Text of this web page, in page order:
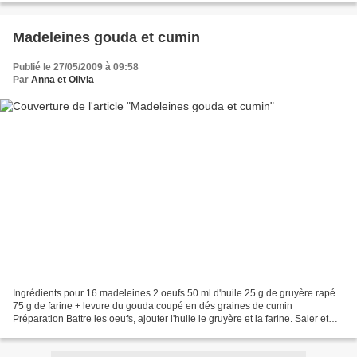
Madeleines gouda et cumin
Publié le 27/05/2009 à 09:58
Par Anna et Olivia
Ingrédients pour 16 madeleines 2 oeufs 50 ml d'huile 25 g de gruyère rapé
75 g de farine + levure du gouda coupé en dés graines de cumin
Préparation Battre les oeufs, ajouter l'huile le gruyère et la farine. Saler et